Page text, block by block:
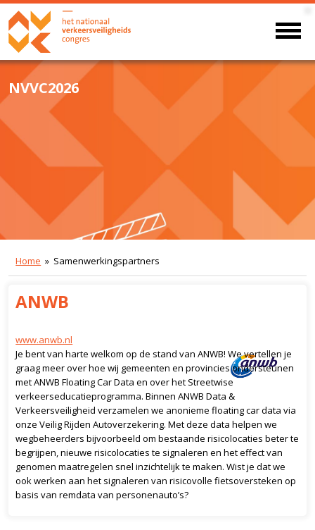
NVVC2026
Home » Samenwerkingspartners
ANWB
www.anwb.nl
Je bent van harte welkom op de stand van ANWB! We vertellen je
graag meer over hoe wij gemeenten en provincies ondersteunen
met ANWB Floating Car Data en over het Streetwise
verkeerseducatieprogramma. Binnen ANWB Data &
Verkeersveiligheid verzamelen we anonieme floating car data via
onze Veilig Rijden Autoverzekering. Met deze data helpen we
wegbeheerders bijvoorbeeld om bestaande risicolocaties beter te
begrijpen, nieuwe risicolocaties te signaleren en het effect van
genomen maatregelen snel inzichtelijk te maken. Wist je dat we
ook werken aan het signaleren van risicovolle fietsoversteken op
basis van remdata van personenauto’s?